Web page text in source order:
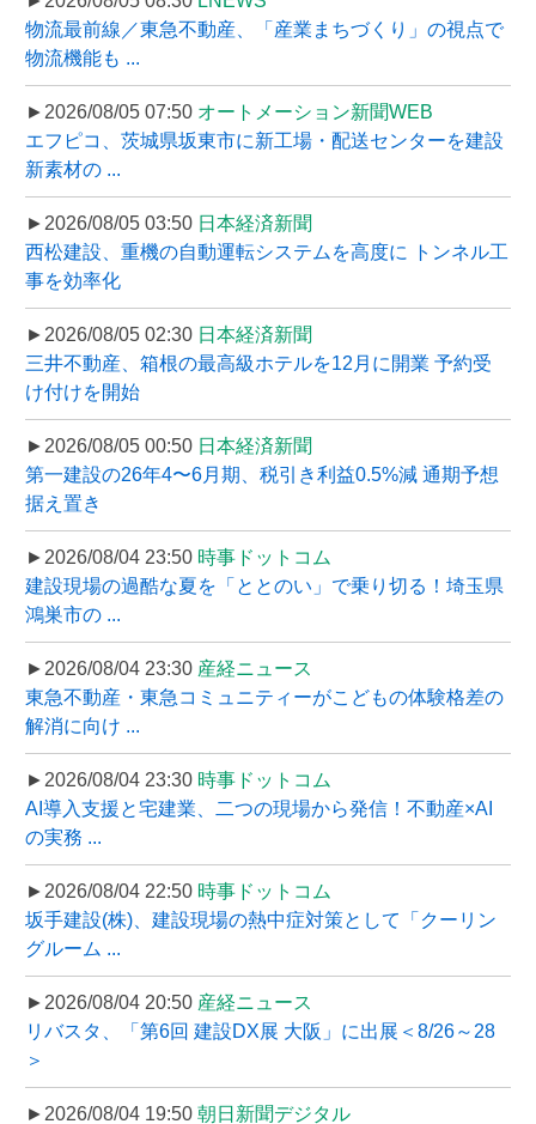
物流最前線／東急不動産、「産業まちづくり」の視点で
物流機能も ...
►2026/08/05 07:50 オートメーション新聞WEB
エフピコ、茨城県坂東市に新工場・配送センターを建設
新素材の ...
►2026/08/05 03:50 日本経済新聞
西松建設、重機の自動運転システムを高度に トンネル工
事を効率化
►2026/08/05 02:30 日本経済新聞
三井不動産、箱根の最高級ホテルを12月に開業 予約受
け付けを開始
►2026/08/05 00:50 日本経済新聞
第一建設の26年4〜6月期、税引き利益0.5%減 通期予想
据え置き
►2026/08/04 23:50 時事ドットコム
建設現場の過酷な夏を「ととのい」で乗り切る！埼玉県
鴻巣市の ...
►2026/08/04 23:30 産経ニュース
東急不動産・東急コミュニティーがこどもの体験格差の
解消に向け ...
►2026/08/04 23:30 時事ドットコム
AI導入支援と宅建業、二つの現場から発信！不動産×AI
の実務 ...
►2026/08/04 22:50 時事ドットコム
坂手建設(株)、建設現場の熱中症対策として「クーリン
グルーム ...
►2026/08/04 20:50 産経ニュース
リバスタ、「第6回 建設DX展 大阪」に出展＜8/26～28
＞
►2026/08/04 19:50 朝日新聞デジタル